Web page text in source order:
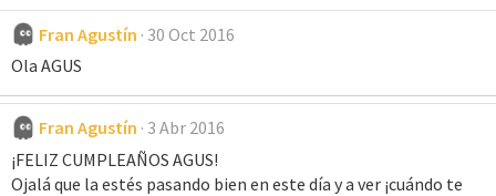
Fran Agustín 30 Oct 2016
Ola AGUS
Fran Agustín 3 Abr 2016
¡FELIZ CUMPLEAÑOS AGUS!
Ojalá que la estés pasando bien en este día y a ver ¡cuándo te